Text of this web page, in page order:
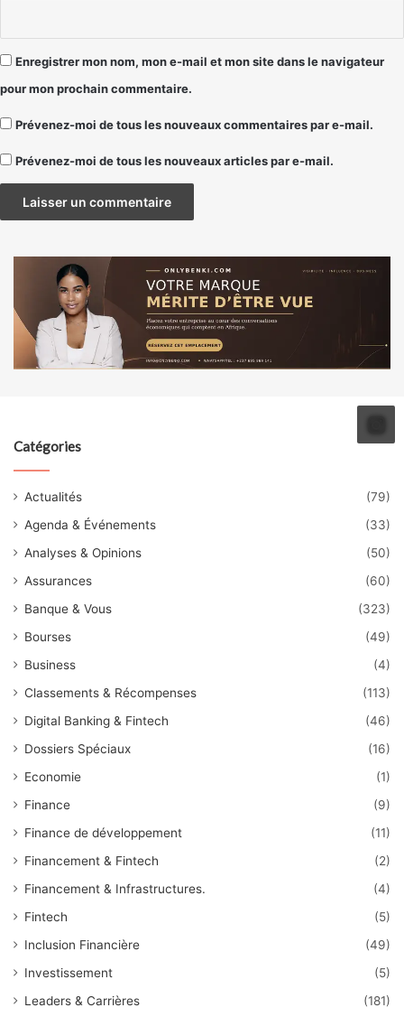
Enregistrer mon nom, mon e-mail et mon site dans le navigateur
pour mon prochain commentaire.
Prévenez-moi de tous les nouveaux commentaires par e-mail.
Prévenez-moi de tous les nouveaux articles par e-mail.
Catégories
Actualités
(79)
Agenda & Événements
(33)
Analyses & Opinions
(50)
Assurances
(60)
Banque & Vous
(323)
Bourses
(49)
Business
(4)
Classements & Récompenses
(113)
Digital Banking & Fintech
(46)
Dossiers Spéciaux
(16)
Economie
(1)
Finance
(9)
Finance de développement
(11)
Financement & Fintech
(2)
Financement & Infrastructures.
(4)
Fintech
(5)
Inclusion Financière
(49)
Investissement
(5)
Leaders & Carrières
(181)